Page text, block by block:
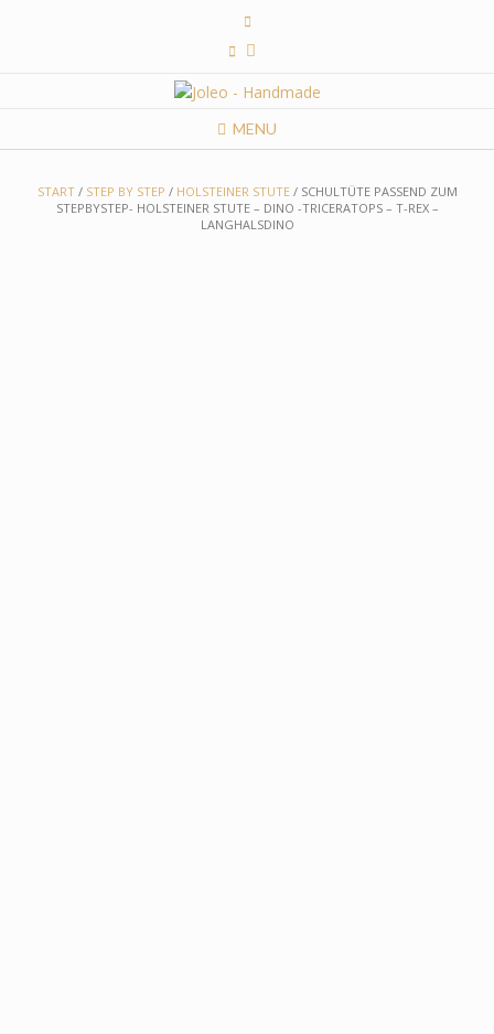
MENU
START/ STEP BY STEP / HOLSTEINER STUTE/ SCHULTÜTE PASSEND ZUM
STEPBYSTEP- HOLSTEINER STUTE – DINO -TRICERATOPS – T-REX –
LANGHALSDINO